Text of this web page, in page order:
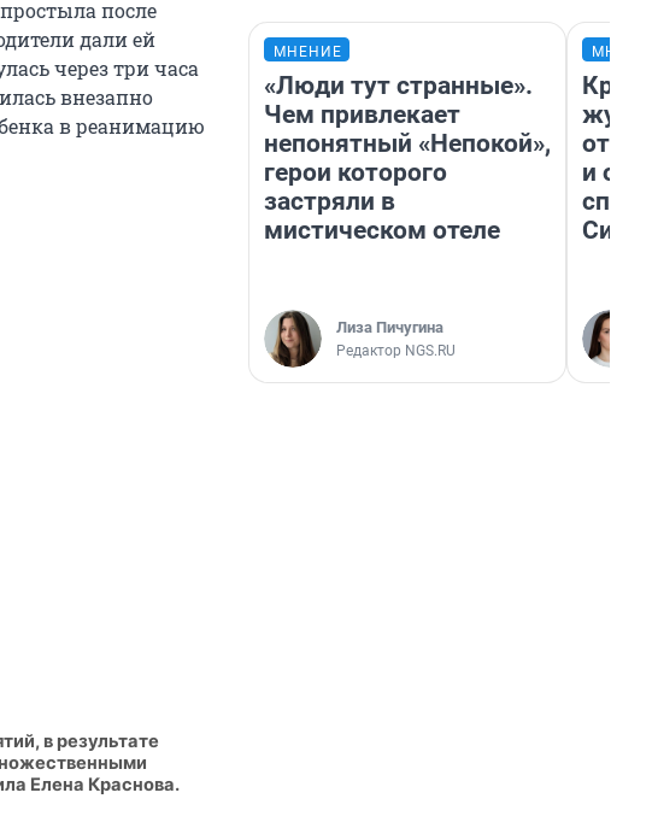
после
дали ей
через три часа
внезапно
в реанимацию
в результате
Елена Краснова.
МНЕНИЕ
«Люди тут странные».
Чем привлекает
непонятный «Непокой»,
герои которого
застряли в
мистическом отеле
Лиза Пичугина
Редактор NGS.RU
и